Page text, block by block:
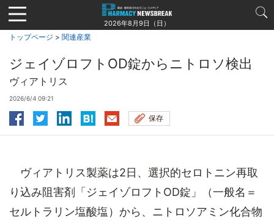
Jump
to
navigation
2026年8月9日（日）
トップページ > 関連産業
ジェイゾロフトOD錠からニトロソ検出
ヴィアトリス
2026/6/4 09:21
保存
ヴィアトリス製薬は2日、選択的セロトニン再取
り込み阻害剤「ジェイゾロフトOD錠」（一般名＝
セルトラリン塩酸塩）から、ニトロソアミン化合物